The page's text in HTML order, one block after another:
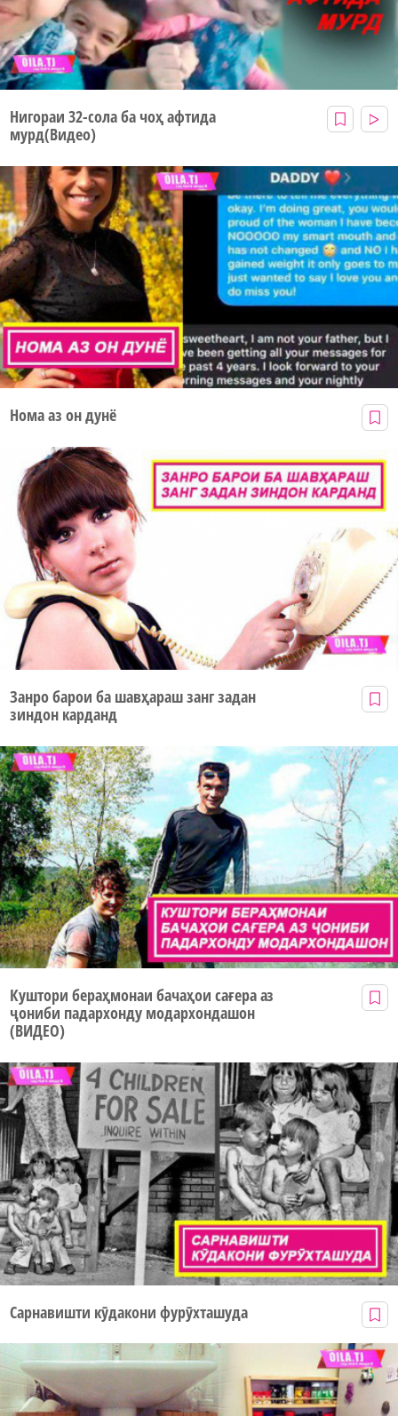
Нигораи 32-сола ба чоҳ афтида
мурд(Видео)
Нома аз он дунё
Занро барои ба шавҳараш занг задан
зиндон карданд
Куштори бераҳмонаи бачаҳои сағера аз
ҷониби падархонду модархондашон
(ВИДЕО)
Сарнавишти кӯдакони фурӯхташуда